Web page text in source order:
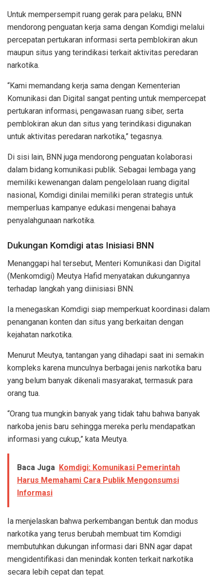
Untuk mempersempit ruang gerak para pelaku, BNN
mendorong penguatan kerja sama dengan Komdigi melalui
percepatan pertukaran informasi serta pemblokiran akun
maupun situs yang terindikasi terkait aktivitas peredaran
narkotika.
“Kami memandang kerja sama dengan Kementerian
Komunikasi dan Digital sangat penting untuk mempercepat
pertukaran informasi, pengawasan ruang siber, serta
pemblokiran akun dan situs yang terindikasi digunakan
untuk aktivitas peredaran narkotika,” tegasnya.
Di sisi lain, BNN juga mendorong penguatan kolaborasi
dalam bidang komunikasi publik. Sebagai lembaga yang
memiliki kewenangan dalam pengelolaan ruang digital
nasional, Komdigi dinilai memiliki peran strategis untuk
memperluas kampanye edukasi mengenai bahaya
penyalahgunaan narkotika.
Dukungan Komdigi atas Inisiasi BNN
Menanggapi hal tersebut, Menteri Komunikasi dan Digital
(Menkomdigi) Meutya Hafid menyatakan dukungannya
terhadap langkah yang diinisiasi BNN.
Ia menegaskan Komdigi siap memperkuat koordinasi dalam
penanganan konten dan situs yang berkaitan dengan
kejahatan narkotika.
Menurut Meutya, tantangan yang dihadapi saat ini semakin
kompleks karena munculnya berbagai jenis narkotika baru
yang belum banyak dikenali masyarakat, termasuk para
orang tua.
“Orang tua mungkin banyak yang tidak tahu bahwa banyak
narkoba jenis baru sehingga mereka perlu mendapatkan
informasi yang cukup,” kata Meutya.
Baca Juga Komdigi: Komunikasi Pemerintah
Harus Memahami Cara Publik Mengonsumsi
Informasi
Ia menjelaskan bahwa perkembangan bentuk dan modus
narkotika yang terus berubah membuat tim Komdigi
membutuhkan dukungan informasi dari BNN agar dapat
mengidentifikasi dan menindak konten terkait narkotika
secara lebih cepat dan tepat.